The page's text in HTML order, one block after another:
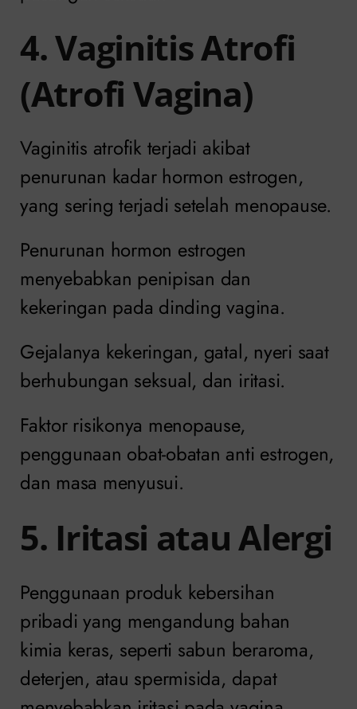
4. Vaginitis Atrofi
(Atrofi Vagina)
Vaginitis atrofik terjadi akibat
penurunan kadar hormon estrogen,
yang sering terjadi setelah menopause.
Penurunan hormon estrogen
menyebabkan penipisan dan
kekeringan pada dinding vagina.
Gejalanya kekeringan, gatal, nyeri saat
berhubungan seksual, dan iritasi.
Faktor risikonya menopause,
penggunaan obat-obatan anti estrogen,
dan masa menyusui.
5. Iritasi atau Alergi
Penggunaan produk kebersihan
pribadi yang mengandung bahan
kimia keras, seperti sabun beraroma,
deterjen, atau spermisida, dapat